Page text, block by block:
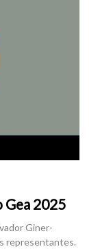
Gea 2025
Giner-
representantes.